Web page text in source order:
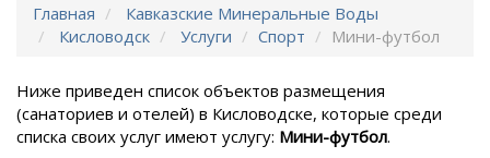
Главная
Кавказские Минеральные Воды
Кисловодск
Услуги Спорт Мини-футбол
Ниже приведен список объектов размещения
(санаториев и отелей) в Кисловодске, которые среди
списка своих услуг имеют услугу: Мини-футбол.